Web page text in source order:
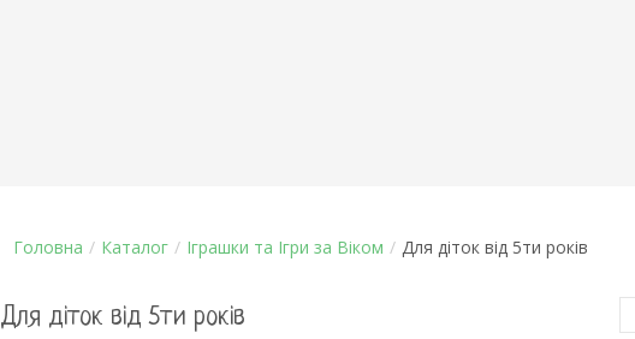
Головна / Каталог / Іграшки та Ігри за Віком / Для діток від 5ти років
Для діток від 5ти років